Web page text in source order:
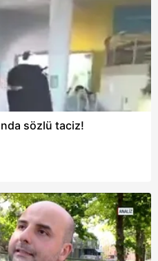
sözlü taciz!